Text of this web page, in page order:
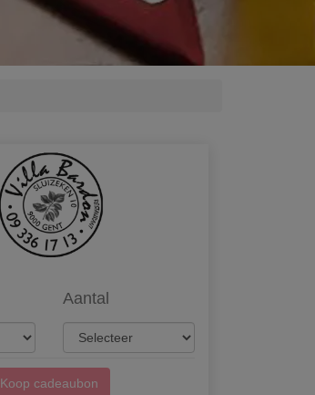
Aantal
Koop cadeaubon